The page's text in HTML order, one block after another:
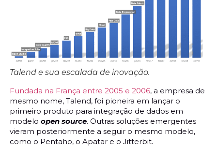
Talend e sua escalada de inovação.
Fundada na França entre 2005 e 2006, a empresa de
mesmo nome, Talend, foi pioneira em lançar o
primeiro produto para integração de dados em
modelo open source. Outras soluções emergentes
vieram posteriormente a seguir o mesmo modelo,
como o Pentaho, o Apatar e o Jitterbit.